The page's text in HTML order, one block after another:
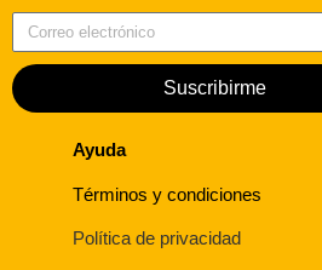
Suscribirme
Ayuda
Términos y condiciones
Política de privacidad